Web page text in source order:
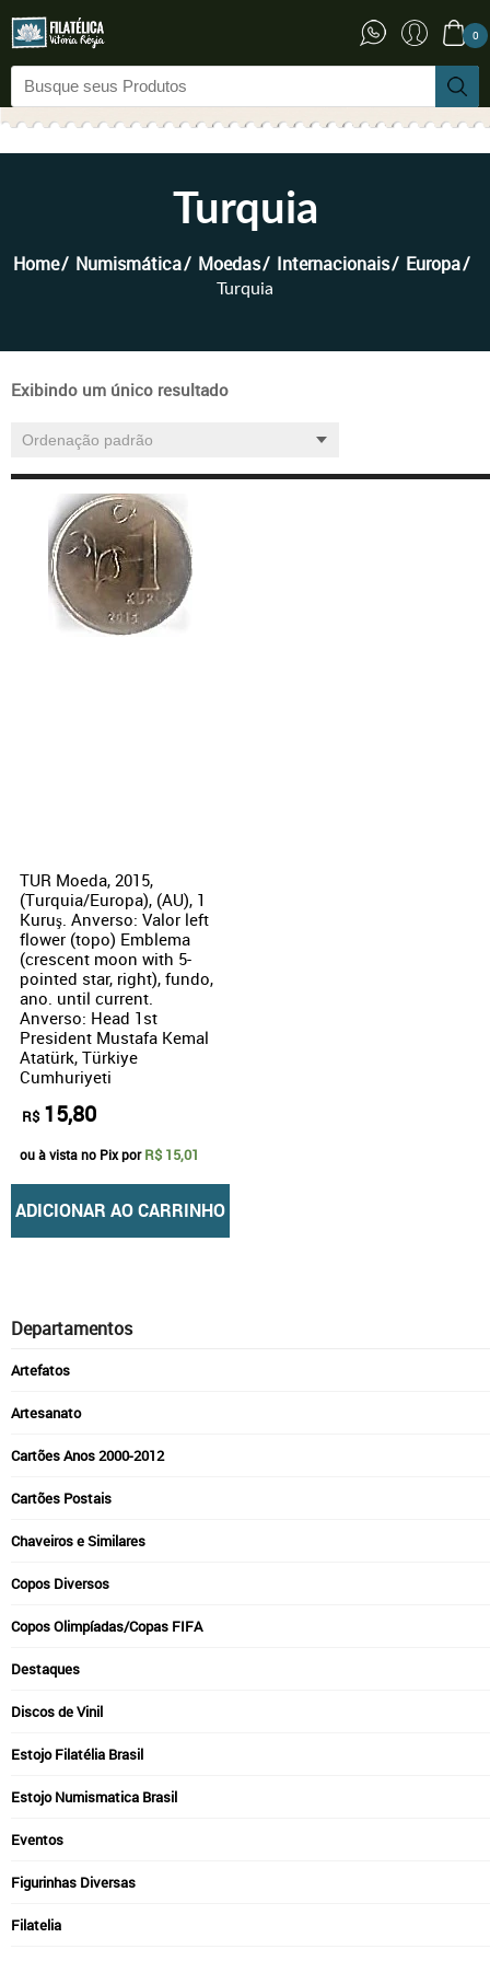
0
Turquia
Home Numismática Moedas Internacionais Europa
Turquia
Exibindo um único resultado
TUR Moeda, 2015,
(Turquia/Europa), (AU), 1
Kuruş. Anverso: Valor left
flower (topo) Emblema
(crescent moon with 5-
pointed star, right), fundo,
ano. until current.
Anverso: Head 1st
President Mustafa Kemal
Atatürk, Türkiye
Cumhuriyeti
R$ 15,80
ou à vista no Pix porR$ 15,01
ADICIONAR AO CARRINHO
Departamentos
Artefatos
Artesanato
Cartões Anos 2000-2012
Cartões Postais
Chaveiros e Similares
Copos Diversos
Copos Olimpíadas/Copas FIFA
Destaques
Discos de Vinil
Estojo Filatélia Brasil
Estojo Numismatica Brasil
Eventos
Figurinhas Diversas
Filatelia